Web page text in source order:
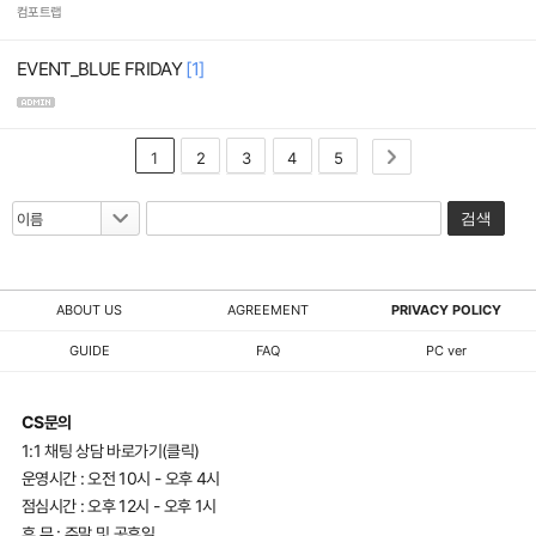
컴포트랩
EVENT_BLUE FRIDAY[1]
1 2 3 4 5
검색
ABOUT US AGREEMENT PRIVACY POLICY
GUIDE FAQ PC ver
CS문의
1:1 채팅 상담 바로가기(클릭)
운영시간 : 오전 10시 - 오후 4시
점심시간 : 오후 12시 - 오후 1시